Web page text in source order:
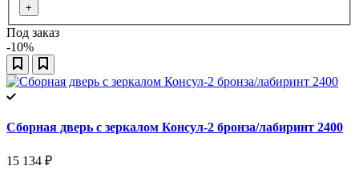
+
Под заказ
-10%
Сборная дверь с зеркалом Консул-2 бронза/лабиринт 2400
15 134 ₽